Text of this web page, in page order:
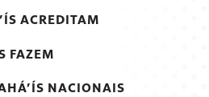
ACREDITAM
FAZEM
NACIONAIS